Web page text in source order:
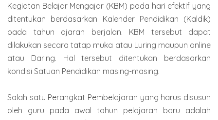
Kegiatan Belajar Mengajar (KBM) pada hari efektif yang
ditentukan berdasarkan Kalender Pendidikan (Kaldik)
pada tahun ajaran berjalan. KBM tersebut dapat
dilakukan secara tatap muka atau Luring maupun online
atau Daring. Hal tersebut ditentukan berdasarkan
kondisi Satuan Pendidikan masing-masing.
Salah satu Perangkat Pembelajaran yang harus disusun
oleh guru pada awal tahun pelajaran baru adalah